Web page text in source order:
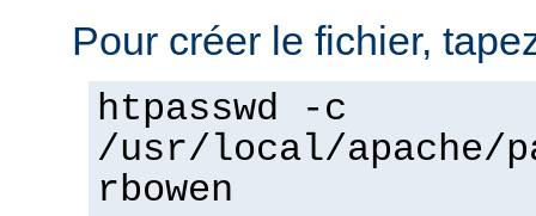
Pour créer le fichier,
htpasswd -c
/usr/local/apache/
rbowen